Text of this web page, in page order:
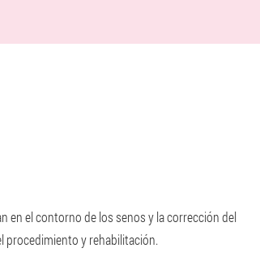
en el contorno de los senos y la corrección del
procedimiento y rehabilitación.